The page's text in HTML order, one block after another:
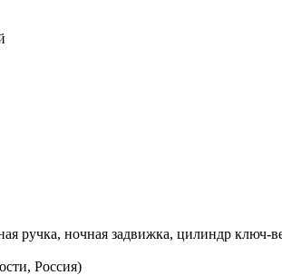
ручка, ночная задвижка, цилиндр
Россия)